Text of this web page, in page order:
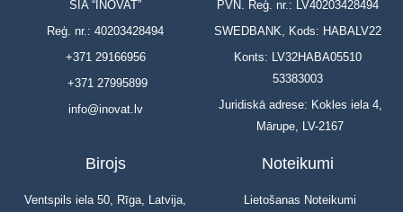
SIA “INOVAT”
Reģ. nr.: 40203428494
+371 29166956
+371 27995899
info@inovat.lv
PVN. Reģ. nr.: LV40203428494
SWEDBANK, Kods: HABALV22
Konts: LV32HABA05510
53383003
Juridiskā adrese: Kokles iela 4,
Mārupe, LV-2167
Birojs
Ventspils iela 50, Rīga, Latvija,
Noteikumi
Lietošanas Noteikumi